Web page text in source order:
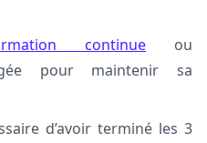
continue ou
pour maintenir sa
d’avoir terminé les 3